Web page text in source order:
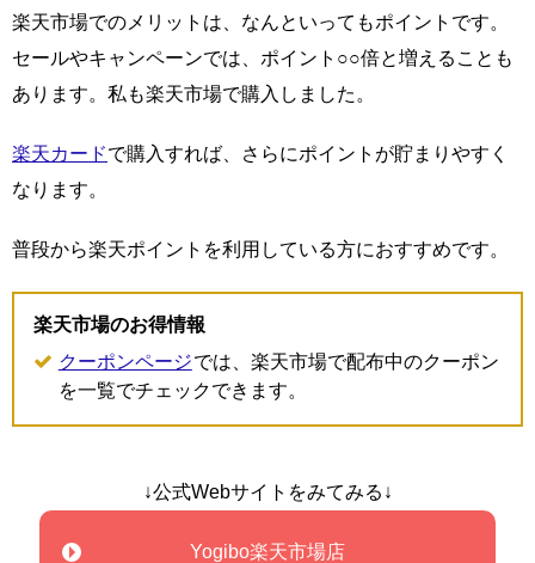
楽天市場でのメリットは、なんといってもポイントです。
セールやキャンペーンでは、ポイント○○倍と増えることも
あります。私も楽天市場で購入しました。
楽天カードで購入すれば、さらにポイントが貯まりやすく
なります。
普段から楽天ポイントを利用している方におすすめです。
楽天市場のお得情報
クーポンページでは、楽天市場で配布中のクーポン
を一覧でチェックできます。
↓公式Webサイトをみてみる↓
Yogibo楽天市場店